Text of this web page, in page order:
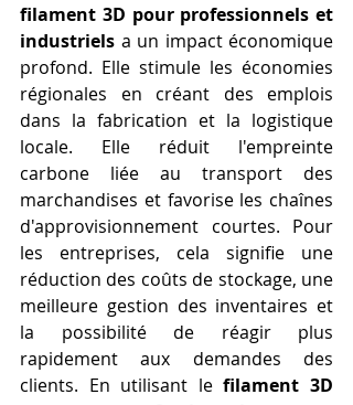
filament 3D pour professionnels et
industriels a un impact économique
profond. Elle stimule les économies
régionales en créant des emplois
dans la fabrication et la logistique
locale. Elle réduit l'empreinte
carbone liée au transport des
marchandises et favorise les chaînes
d'approvisionnement courtes. Pour
les entreprises, cela signifie une
réduction des coûts de stockage, une
meilleure gestion des inventaires et
la possibilité de réagir plus
rapidement aux demandes des
clients. En utilisant le filament 3D